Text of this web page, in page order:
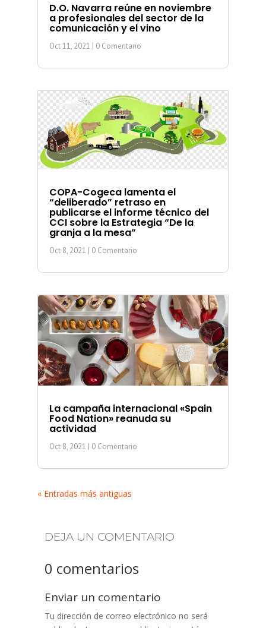
D.O. Navarra reúne en noviembre
a profesionales del sector de la
comunicación y el vino
Oct 11, 2021 | 0 Comentario
COPA-Cogeca lamenta el
“deliberado” retraso en
publicarse el informe técnico del
CCI sobre la Estrategia “De la
granja a la mesa”
Oct 8, 2021 | 0 Comentario
La campaña internacional «Spain
Food Nation» reanuda su
actividad
Oct 8, 2021 | 0 Comentario
« Entradas más antiguas
DEJA UN COMENTARIO
0 comentarios
Enviar un comentario
Tu dirección de correo electrónico no será